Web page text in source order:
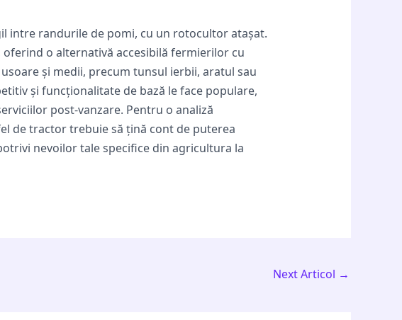
intre randurile de pomi, cu un rotocultor atașat.
o alternativă accesibilă fermierilor cu
și medii, precum tunsul ierbii, aratul sau
și funcționalitate de bază le face populare,
post-vanzare. Pentru o analiză
de tractor trebuie să țină cont de puterea
nevoilor tale specifice din agricultura la
Next Articol →